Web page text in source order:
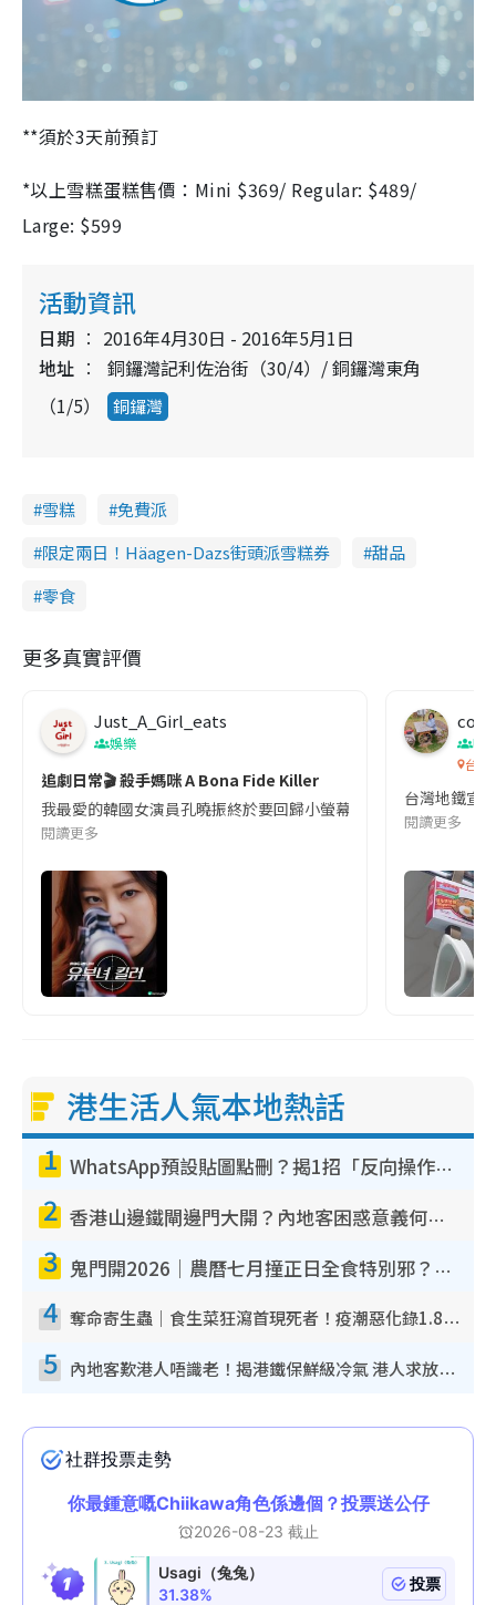
**須於3天前預訂
*以上雪糕蛋糕售價：Mini $369/ Regular: $489/
Large: $599
活動資訊
日期
2016年4月30日 - 2016年5月1日
地址
銅鑼灣記利佐治街（30/4）/ 銅鑼灣東角
（1/5）
銅鑼灣
雪糕
免費派
限定兩日！Häagen-Dazs街頭派雪糕券
甜品
零食
更多真實評價
Just_A_Girl_eats
娛樂
追劇日常🎬 殺手媽咪 A Bona Fide Killer
我最愛的韓國女演員孔曉振終於要回歸小螢幕啦!這次的劇本改編
閱讀更多
co
吹
台灣
台灣地鐵宣
閱讀更多
港生活人氣本地熱話
1 WhatsApp預設貼圖點刪？揭1招「反向操作」還原簡潔介面 附3步實測教學
2 香港山邊鐵閘邊門大開？內地客困惑意義何在！網民神回覆：呢種叫法理性防禦
3 鬼門開2026｜農曆七月撞正日全食特別邪？專家警告切忌做一事！揭4大禁忌+2招保平安
4 奪命寄生蟲｜食生菜狂瀉首現死者！疫潮惡化錄1.8萬宗病例 揭洗菜3大謬誤
5 內地客歎港人唔識老！揭港鐵保鮮級冷氣 港人求放過：咪投訴